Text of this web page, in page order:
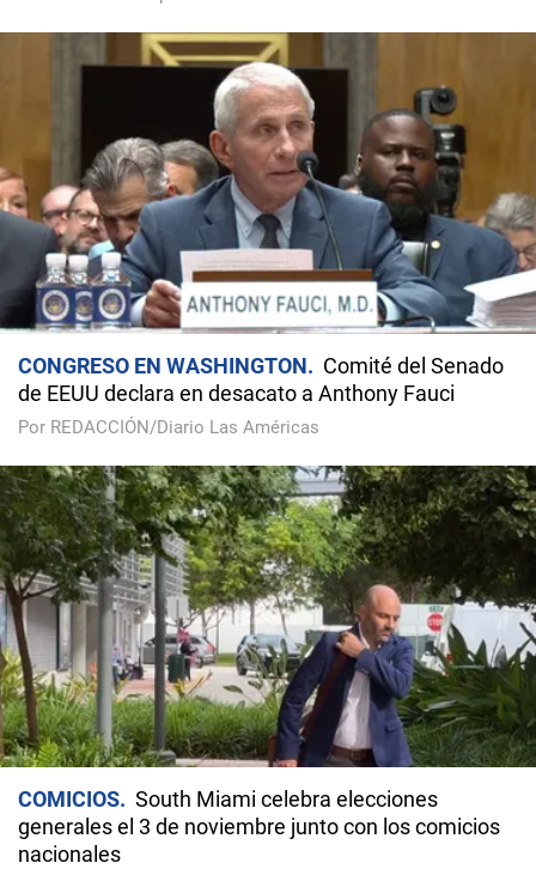
CONGRESO EN WASHINGTON
Comité del Senado
de EEUU declara en desacato a Anthony Fauci
Por REDACCIÓN/Diario Las Américas
COMICIOS
South Miami celebra elecciones
generales el 3 de noviembre junto con los comicios
nacionales